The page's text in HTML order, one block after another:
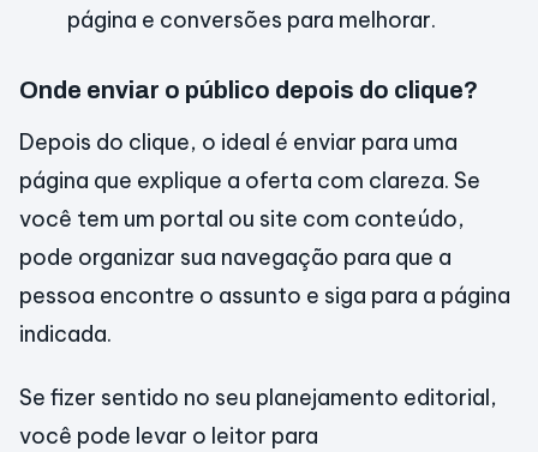
página e conversões para melhorar.
Onde enviar o público depois do clique?
Depois do clique, o ideal é enviar para uma
página que explique a oferta com clareza. Se
você tem um portal ou site com conteúdo,
pode organizar sua navegação para que a
pessoa encontre o assunto e siga para a página
indicada.
Se fizer sentido no seu planejamento editorial,
você pode levar o leitor para